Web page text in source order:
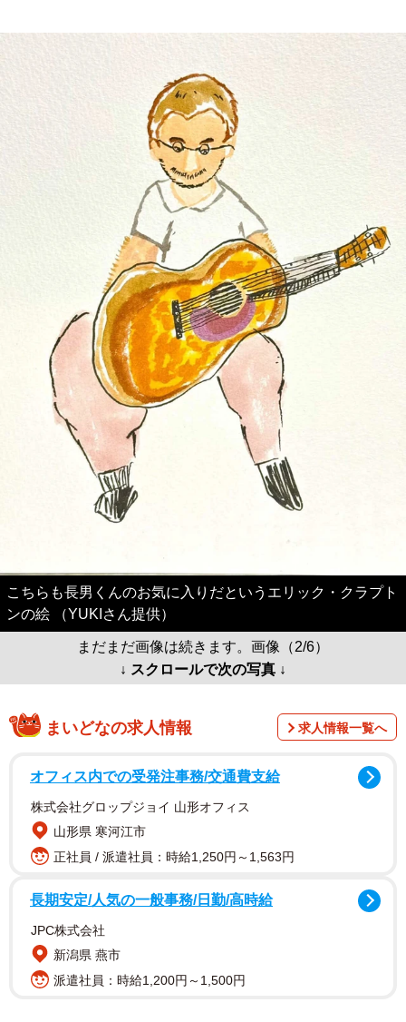
こちらも長男くんのお気に入りだというエリック・クラプト
ンの絵 （YUKIさん提供）
まだまだ画像は続きます。画像（2/6）
↓ スクロールで次の写真 ↓
まいどなの求人情報 求人情報一覧へ
オフィス内での受発注事務/交通費支給
株式会社グロップジョイ 山形オフィス
山形県 寒河江市
正社員 / 派遣社員：時給1,250円～1,563円
長期安定/人気の一般事務/日勤/高時給
JPC株式会社
新潟県 燕市
派遣社員：時給1,200円～1,500円